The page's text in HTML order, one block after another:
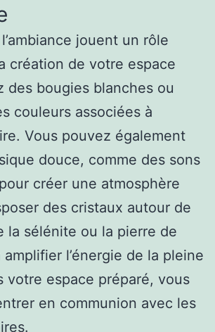
jouent un rôle
création de votre espace
des bougies blanches ou
couleurs associées à
Vous pouvez également
douce, comme des sons
créer une atmosphère
des cristaux autour de
la sélénite ou la pierre de
l’énergie de la pleine
votre espace préparé, vous
en communion avec les